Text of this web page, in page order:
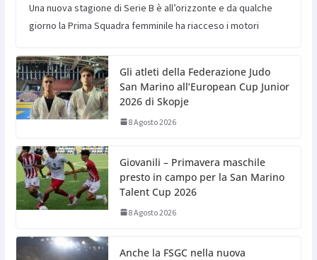
Una nuova stagione di Serie B è all’orizzonte e da qualche
giorno la Prima Squadra femminile ha riacceso i motori
Gli atleti della Federazione Judo
San Marino all’European Cup Junior
2026 di Skopje
8 Agosto 2026
Giovanili – Primavera maschile
presto in campo per la San Marino
Talent Cup 2026
8 Agosto 2026
Anche la FSGC nella nuova